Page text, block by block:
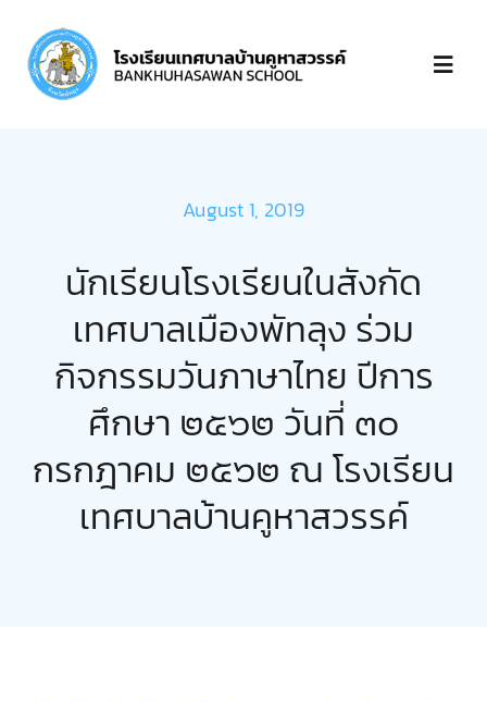
content
บุคลากร
ข่าวประกาศ
ตรวจผลการเรียน
August 1, 2019
นักเรียนโรงเรียนในสังกัด
เทศบาลเมืองพัทลุง ร่วม
กิจกรรมวันภาษาไทย ปีการ
ศึกษา ๒๕๖๒ วันที่ ๓๐
กรกฎาคม ๒๕๖๒ ณ โรงเรียน
เทศบาลบ้านคูหาสวรรค์